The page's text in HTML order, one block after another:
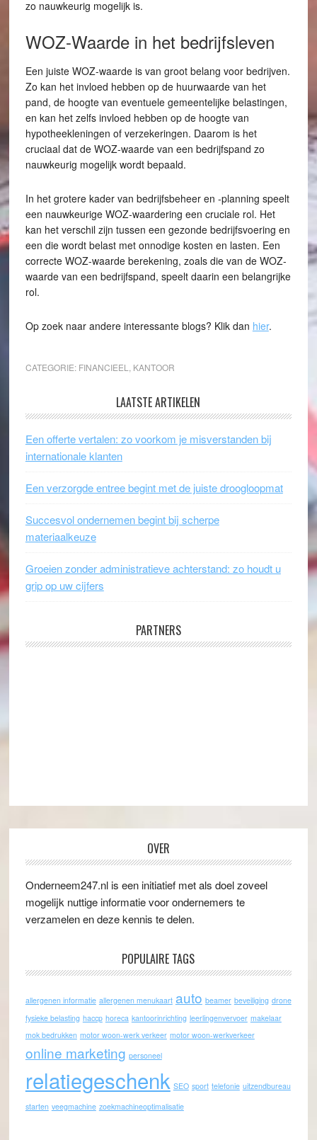
zo nauwkeurig mogelijk is.
WOZ-Waarde in het bedrijfsleven
Een juiste WOZ-waarde is van groot belang voor bedrijven.
Zo kan het invloed hebben op de huurwaarde van het
pand, de hoogte van eventuele gemeentelijke belastingen,
en kan het zelfs invloed hebben op de hoogte van
hypotheekleningen of verzekeringen. Daarom is het
cruciaal dat de WOZ-waarde van een bedrijfspand zo
nauwkeurig mogelijk wordt bepaald.
In het grotere kader van bedrijfsbeheer en -planning speelt
een nauwkeurige WOZ-waardering een cruciale rol. Het
kan het verschil zijn tussen een gezonde bedrijfsvoering en
een die wordt belast met onnodige kosten en lasten. Een
correcte WOZ-waarde berekening, zoals die van de WOZ-
waarde van een bedrijfspand, speelt daarin een belangrijke
rol.
Op zoek naar andere interessante blogs? Klik dan hier.
CATEGORIE: FINANCIEEL KANTOOR
LAATSTE ARTIKELEN
Een offerte vertalen: zo voorkom je misverstanden bij
internationale klanten
Een verzorgde entree begint met de juiste droogloopmat
Succesvol ondernemen begint bij scherpe
materiaalkeuze
Groeien zonder administratieve achterstand: zo houdt u
grip op uw cijfers
PARTNERS
OVER
Onderneem247.nl is een initiatief met als doel zoveel
mogelijk nuttige informatie voor ondernemers te
verzamelen en deze kennis te delen.
POPULAIRE TAGS
allergenen informatie allergenen menukaart auto beamer beveiliging drone
fysieke belasting haccp horeca kantoorinrichting leerlingenvervoer makelaar
mok bedrukken motor woon-werk verkeer motor woon-werkverkeer
online marketing personeel
relatiegeschenk SEO sport telefonie uitzendbureau
starten veegmachine zoekmachineoptimalisatie